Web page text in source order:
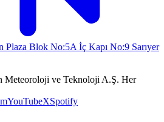
Blok No:5A İç Kapı No:9 Sarıyer
ve Teknoloji A.Ş. Her
YouTubeXSpotify